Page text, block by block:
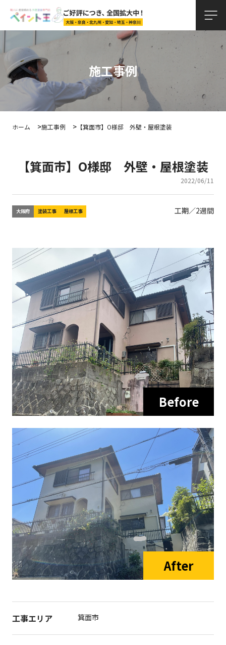
施工事例
ホーム 施工事例 【箕面市】O様邸 外壁・屋根塗装
【箕面市】O様邸 外壁・屋根塗装
2022/06/11
大阪府 塗装工事 屋根工事 工期／2週間
工事エリア 箕面市